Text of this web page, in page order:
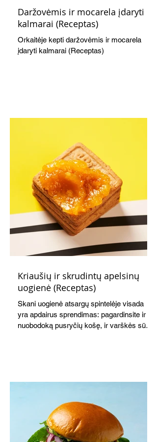
Daržovėmis ir mocarela įdaryti
kalmarai (Receptas)
Orkaitėje kepti daržovėmis ir mocarela
įdaryti kalmarai (Receptas)
Kriaušių ir skrudintų apelsinų
uogienė (Receptas)
Skani uogienė atsargų spintelėje visada
yra apdairus sprendimas: pagardinsite ir
nuobodoką pusryčių košę, ir varškės sūrį,